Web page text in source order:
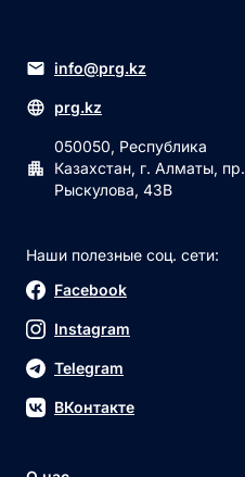
info@prg.kz
prg.kz
050050, Республика
Казахстан, г. Алматы, пр.
Рыскулова, 43В
Наши полезные соц. сети:
Facebook
Instagram
Telegram
ВКонтакте